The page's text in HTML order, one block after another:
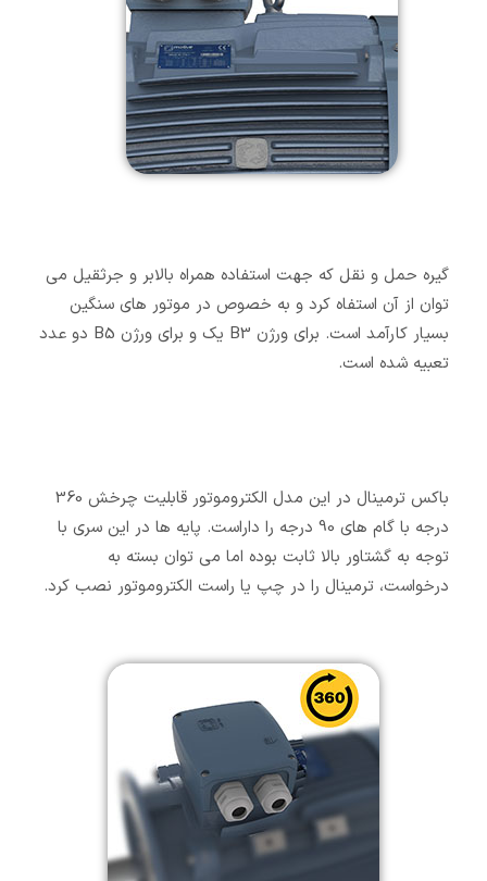
گیره حمل و نقل که جهت استفاده همراه بالابر و جرثقیل می
توان از آن استفاه کرد و به خصوص در موتور های سنگین
بسیار کارآمد است. برای ورژن B3 یک و برای ورژن B5 دو عدد
تعبیه شده است.
باکس ترمینال در این مدل الکتروموتور قابلیت چرخش 360
درجه با گام های 90 درجه را داراست. پایه ها در این سری با
توجه به گشتاور بالا ثابت بوده اما می توان بسته به
درخواست، ترمینال را در چپ یا راست الکتروموتور نصب کرد.